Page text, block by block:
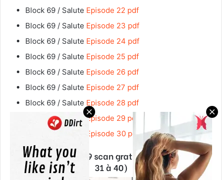
Block 69 / Salute Episode 22 pdf
Block 69 / Salute Episode 23 pdf
Block 69 / Salute Episode 24 pdf
Block 69 / Salute Episode 25 pdf
Block 69 / Salute Episode 26 pdf
Block 69 / Salute Episode 27 pdf
Block 69 / Salute Episode 28 pdf
Block 69 / SaluteEpisode 29 pdf
Block 69 / Salute
Episode 30 pdf
Manhwa Section 69 scan gratuit en vf (chapitres
31 à 40)